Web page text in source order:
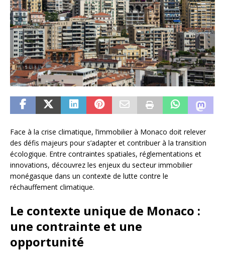
Face à la crise climatique, l’immobilier à Monaco doit relever
des défis majeurs pour s’adapter et contribuer à la transition
écologique. Entre contraintes spatiales, réglementations et
innovations, découvrez les enjeux du secteur immobilier
monégasque dans un contexte de lutte contre le
réchauffement climatique.
Le contexte unique de Monaco :
une contrainte et une
opportunité